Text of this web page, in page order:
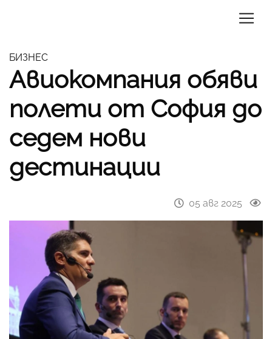
БИЗНЕС
Авиокомпания обяви
полети от София до
седем нови
дестинации
05 авг 2025